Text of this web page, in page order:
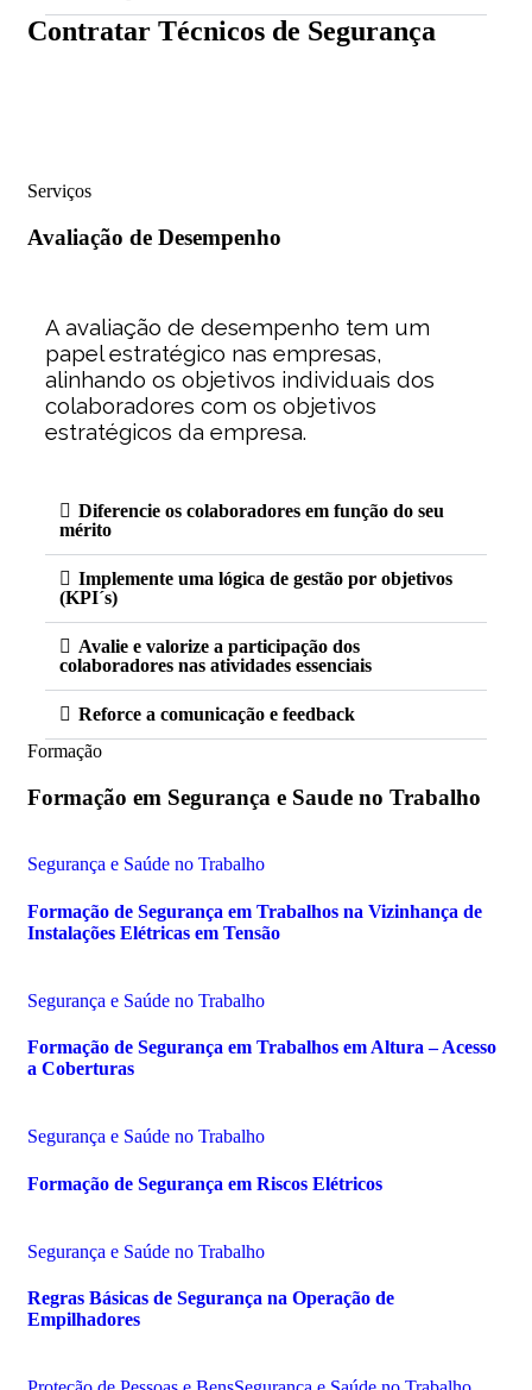
Contratar Técnicos de Segurança
Serviços
Avaliação de Desempenho​
A avaliação de desempenho tem um
papel estratégico nas empresas,
alinhando os objetivos individuais dos
colaboradores com os objetivos
estratégicos da empresa.
Diferencie os colaboradores em função do seu
mérito
Implemente uma lógica de gestão por objetivos
(KPI´s)
Avalie e valorize a participação dos
colaboradores nas atividades essenciais
Reforce a comunicação e feedback
Formação
Formação em Segurança e Saude no Trabalho
Segurança e Saúde no Trabalho
Formação de Segurança em Trabalhos na Vizinhança de
Instalações Elétricas em Tensão
Segurança e Saúde no Trabalho
Formação de Segurança em Trabalhos em Altura – Acesso
a Coberturas
Segurança e Saúde no Trabalho
Formação de Segurança em Riscos Elétricos
Segurança e Saúde no Trabalho
Regras Básicas de Segurança na Operação de
Empilhadores